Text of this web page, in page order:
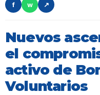
f
w ↗
Nuevos
el
activo de
Voluntarios